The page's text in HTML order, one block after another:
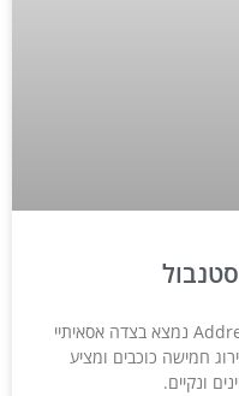
מלון אדרס איסטנבול – Address Istanbul נמצא בצדה אסאיתיי
חמישה כוכבים ומציע
ונקיים.